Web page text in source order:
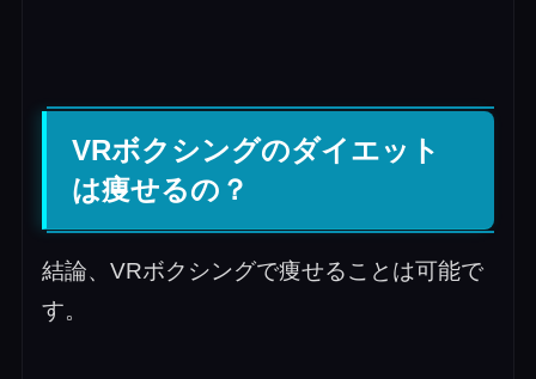
VRボクシングのダイエット
は痩せるの？
結論、VRボクシングで痩せることは可能で
す。